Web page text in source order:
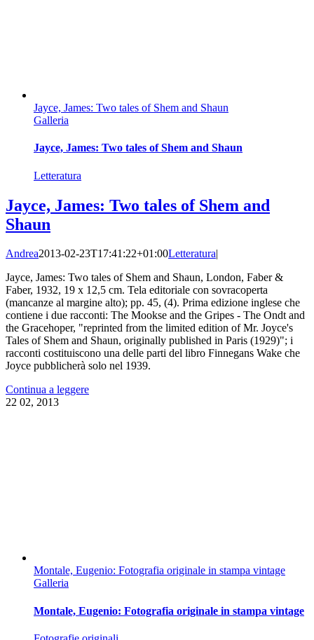
Jayce, James: Two tales of Shem and Shaun
Galleria
Jayce, James: Two tales of Shem and Shaun
Letteratura
Jayce, James: Two tales of Shem and
Shaun
Andrea2013-02-23T17:41:22+01:00Letteratura|
Jayce, James: Two tales of Shem and Shaun, London, Faber &
Faber, 1932, 19 x 12,5 cm. Tela editoriale con sovracoperta
(mancanze al margine alto); pp. 45, (4). Prima edizione inglese che
contiene i due racconti: The Mookse and the Gripes - The Ondt and
the Gracehoper, "reprinted from the limited edition of Mr. Joyce's
Tales of Shem and Shaun, originally published in Paris (1929)"; i
racconti costituiscono una delle parti del libro Finnegans Wake che
Joyce pubblicherà solo nel 1939.
Continua a leggere
22 02, 2013
Montale, Eugenio: Fotografia originale in stampa vintage
Galleria
Montale, Eugenio: Fotografia originale in stampa vintage